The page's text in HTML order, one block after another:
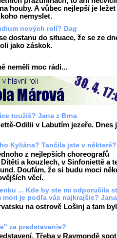
houby. A vůbec nejlepší je ležet
nemyslet.
nových rolí? Dag
dostanu do situace, že se ze
jako záskok.
neměli moc rádi...
toužíš? Jana z Brna
Odilii v Labutím jezeře. Dnes
Kyliána? Tančila jste v některé?
z nejlepších choreografů
a kouzlech, v Sinfoniettě a
Doufám, že si budu moci
věcí.
... Kde by ste mi odporučila
je podľa vás najkrajšie?
na ostrově Lošinj a tam
za predstavenie?
Třeba v Raymondě